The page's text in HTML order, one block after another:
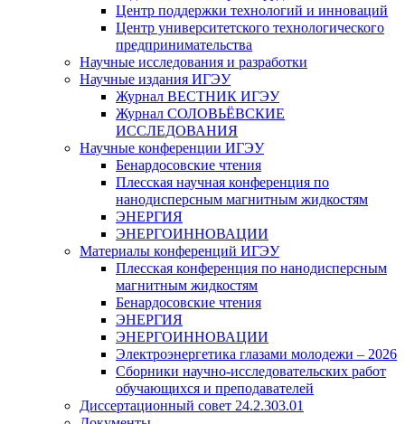
Центр поддержки технологий и инноваций
Центр университетского технологического
предпринимательства
Научные исследования и разработки
Научные издания ИГЭУ
Журнал ВЕСТНИК ИГЭУ
Журнал СОЛОВЬЁВСКИЕ
ИССЛЕДОВАНИЯ
Научные конференции ИГЭУ
Бенардосовские чтения
Плесская научная конференция по
нанодисперсным магнитным жидкостям
ЭНЕРГИЯ
ЭНЕРГОИННОВАЦИИ
Материалы конференций ИГЭУ
Плесская конференция по нанодисперсным
магнитным жидкостям
Бенардосовские чтения
ЭНЕРГИЯ
ЭНЕРГОИННОВАЦИИ
Электроэнергетика глазами молодежи – 2026
Сборники научно-исследовательских работ
обучающихся и преподавателей
Диссертационный совет 24.2.303.01